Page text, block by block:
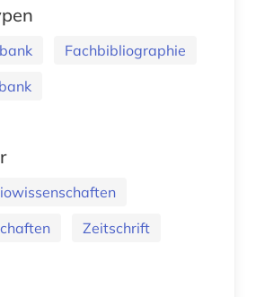
Fachbibliographie
Zeitschrift